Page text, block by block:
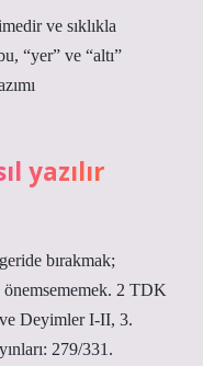
ve sıklıkla
“yer” ve “altı”
yazılır
bırakmak;
önemsememek. 2 TDK
Deyimler I-II, 3.
279/331.